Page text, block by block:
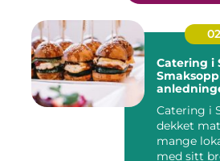
Catering i
Catering i
dekket
mange
med sitt